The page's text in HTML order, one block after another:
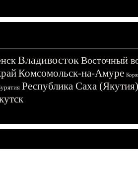
ВладивостокВосточный
Комсомольск-на-Амуре
Республика Саха (Якутия)